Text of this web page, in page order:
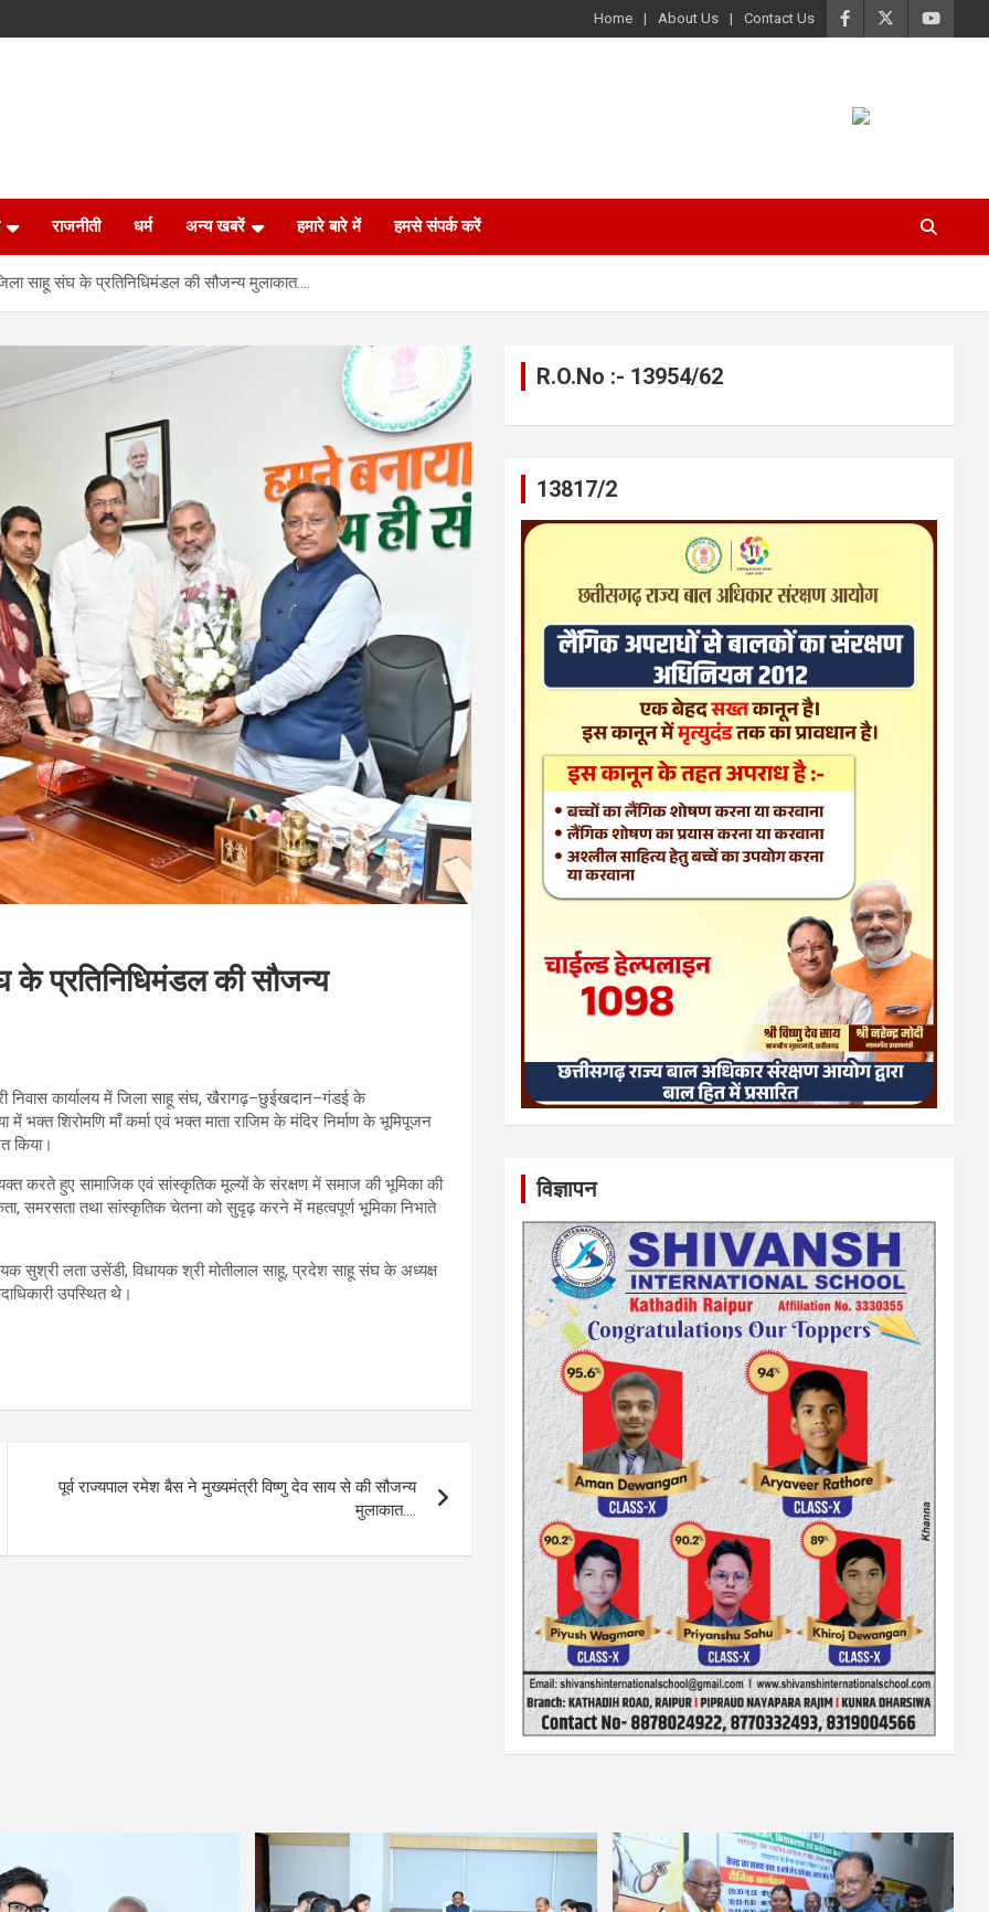
Home About Us Contact Us
राजनीती धर्म अन्य खबरें हमारे बारे में हमसे संपर्क करें
साहू संघ के प्रतिनिधिमंडल की सौजन्य मुलाकात….
के प्रतिनिधिमंडल की सौजन्य
निवास कार्यालय में जिला साहू संघ, खैरागढ़–छुईखदान–गंडई के
भक्त शिरोमणि माँ कर्मा एवं भक्त माता राजिम के मंदिर निर्माण के भूमिपूजन
किया।
करते हुए सामाजिक एवं सांस्कृतिक मूल्यों के संरक्षण में समाज की भूमिका की
समरसता तथा सांस्कृतिक चेतना को सुदृढ़ करने में महत्वपूर्ण भूमिका निभाते
सुश्री लता उसेंडी, विधायक श्री मोतीलाल साहू, प्रदेश साहू संघ के अध्यक्ष
उपस्थित थे।
पूर्व राज्यपाल रमेश बैस ने मुख्यमंत्री विष्णु देव साय से की सौजन्य
मुलाकात….
R.O.No :- 13954/62
13817/2
विज्ञापन